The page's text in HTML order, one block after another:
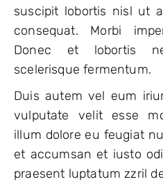
suscipit lobortis nisl ut
consequat. Morbi
Donec et lobortis
scelerisque fermentum.
Duis autem vel eum
vulputate velit esse
illum dolore eu feugiat
et accumsan et iusto
praesent luptatum zzril